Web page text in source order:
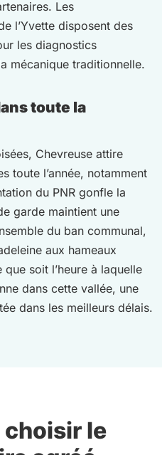
Les
l’Yvette disposent des
les diagnostics
mécanique traditionnelle.
toute la
Chevreuse attire
toute l’année, notamment
du PNR gonfle la
garde maintient une
du ban communal,
aux hameaux
soit l’heure à laquelle
dans cette vallée, une
dans les meilleurs délais.
choisir le